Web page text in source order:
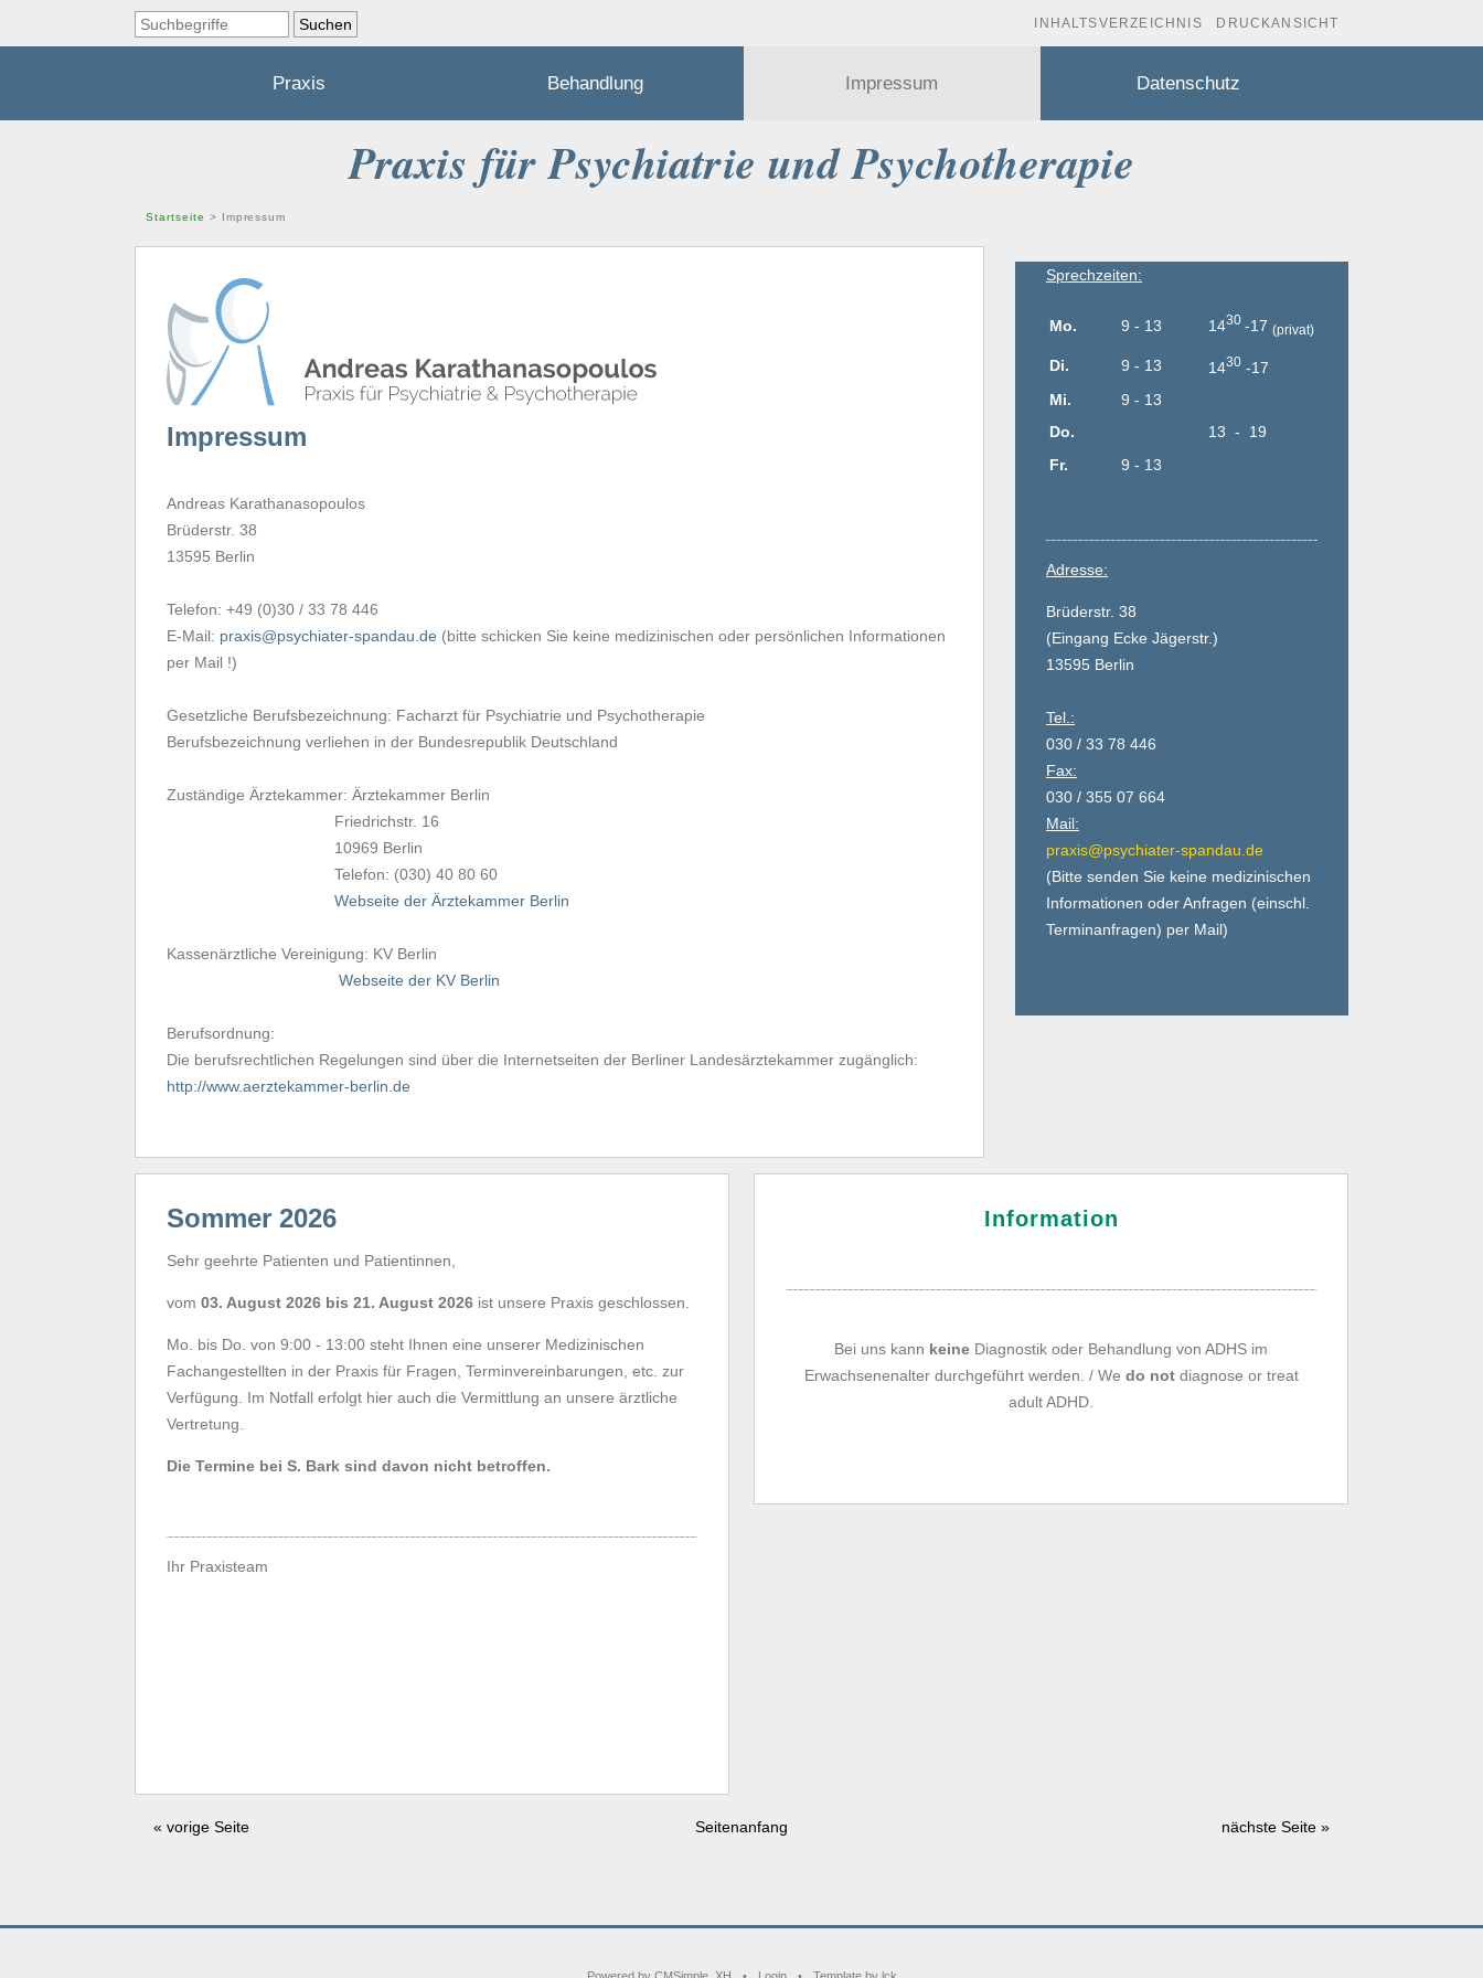
INHALTSVERZEICHNIS DRUCKANSICHT
Praxis Behandlung Impressum Datenschutz
Praxis für Psychiatrie und Psychotherapie
Startseite > Impressum
Impressum
Andreas Karathanasopoulos
Brüderstr. 38
13595 Berlin
Telefon: +49 (0)30 / 33 78 446
E-Mail: praxis@psychiater-spandau.de (bitte schicken Sie keine medizinischen oder persönlichen Informationen
per Mail !)
Gesetzliche Berufsbezeichnung: Facharzt für Psychiatrie und Psychotherapie
Berufsbezeichnung verliehen in der Bundesrepublik Deutschland
Zuständige Ärztekammer: Ärztekammer Berlin
Friedrichstr. 16
10969 Berlin
Telefon: (030) 40 80 60
Webseite der Ärztekammer Berlin
Kassenärztliche Vereinigung: KV Berlin
Webseite der KV Berlin
Berufsordnung:
Die berufsrechtlichen Regelungen sind über die Internetseiten der Berliner Landesärztekammer zugänglich:
http://www.aerztekammer-berlin.de
Sprechzeiten:
Mo. 9 - 13 1430 -17 (privat)
Di. 9 - 13 1430 -17
Mi.
9 - 13
Do.
13 - 19
Fr.
9 - 13
Adresse:
Brüderstr. 38
(Eingang Ecke Jägerstr.)
13595 Berlin
Tel.:
030 / 33 78 446
Fax:
030 / 355 07 664
Mail:
praxis@psychiater-spandau.de
(Bitte senden Sie keine medizinischen
Informationen oder Anfragen (einschl.
Terminanfragen) per Mail)
Sommer 2026
Sehr geehrte Patienten und Patientinnen,
vom 03. August 2026 bis 21. August 2026 ist unsere Praxis geschlossen.
Mo. bis Do. von 9:00 - 13:00 steht Ihnen eine unserer Medizinischen
Fachangestellten in der Praxis für Fragen, Terminvereinbarungen, etc. zur
Verfügung. Im Notfall erfolgt hier auch die Vermittlung an unsere ärztliche
Vertretung.
Die Termine bei S. Bark sind davon nicht betroffen.
Ihr Praxisteam
Information
Bei uns kann keine Diagnostik oder Behandlung von ADHS im
Erwachsenenalter durchgeführt werden. / We do notdiagnose or treat
adult ADHD.
« vorige Seite Seitenanfang nächste Seite »